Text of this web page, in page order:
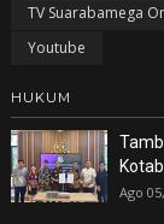
TV Suarabamega
Youtube
HUKUM
Ago